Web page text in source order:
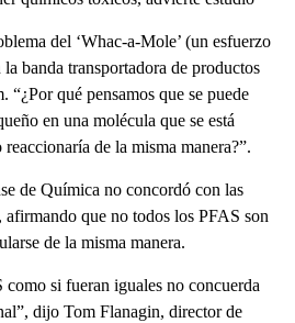
del ‘Whac-a-Mole’ (un esfuerzo
banda transportadora de productos
qué pensamos que se puede
en una molécula que se está
de la misma manera?”.
de Química no concordó con las
que no todos los PFAS son
de la misma manera.
si fueran iguales no concuerda
dijo Tom Flanagin, director de